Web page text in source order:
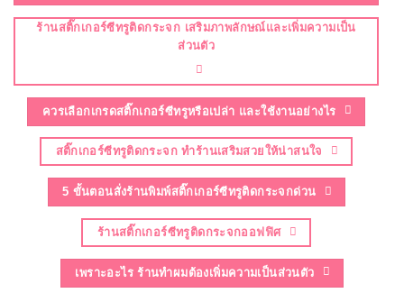
ร้านสติ๊กเกอร์ซีทรูติดกระจก เสริมภาพลักษณ์และเพิ่มความเป็น
ส่วนตัว
ควรเลือกเกรดสติ๊กเกอร์ซีทรูหรือเปล่า และใช้งานอย่างไร
สติ๊กเกอร์ซีทรูติดกระจก ทำร้านเสริมสวยให้น่าสนใจ
5 ขั้นตอนสั่งร้านพิมพ์สติ๊กเกอร์ซีทรูติดกระจกด่วน
ร้านสติ๊กเกอร์ซีทรูติดกระจกออฟฟิศ
เพราะอะไร ร้านทำผมต้องเพิ่มความเป็นส่วนตัว